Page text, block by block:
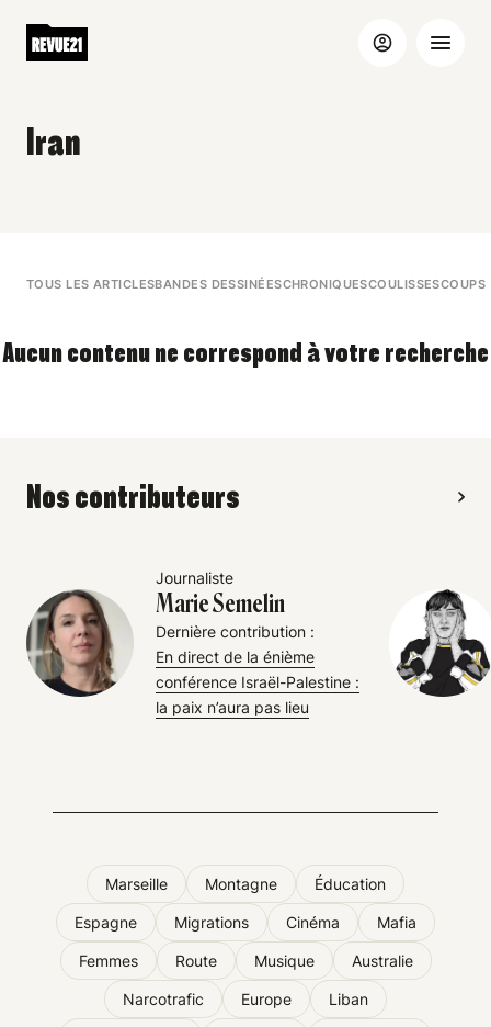
Iran
TOUS LES ARTICLESBANDES DESSINÉESCHRONIQUESCOULISSESCOUPS
Aucun contenu ne correspond à votre recherche
Nos contributeurs
Journaliste
Marie Semelin
Dernière contribution :
En direct de la énième
conférence Israël-Palestine :
la paix n’aura pas lieu
Marseille Montagne Éducation
Espagne Migrations Cinéma Mafia
Femmes Route Musique Australie
Narcotrafic Europe Liban